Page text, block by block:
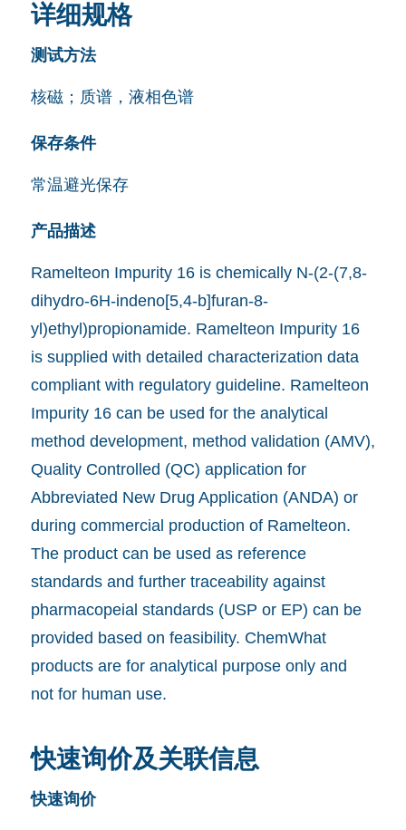
详细规格
测试方法
核磁；质谱，液相色谱
保存条件
常温避光保存
产品描述
Ramelteon Impurity 16 is chemically N-(2-(7,8-
dihydro-6H-indeno[5,4-b]furan-8-
yl)ethyl)propionamide. Ramelteon Impurity 16
is supplied with detailed characterization data
compliant with regulatory guideline. Ramelteon
Impurity 16 can be used for the analytical
method development, method validation (AMV),
Quality Controlled (QC) application for
Abbreviated New Drug Application (ANDA) or
during commercial production of Ramelteon.
The product can be used as reference
standards and further traceability against
pharmacopeial standards (USP or EP) can be
provided based on feasibility. ChemWhat
products are for analytical purpose only and
not for human use.
快速询价及关联信息
快速询价